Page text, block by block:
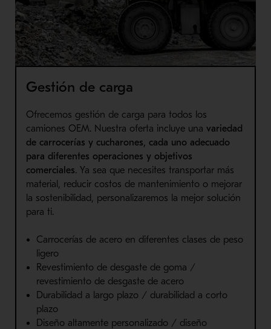
Gestión de carga
Ofrecemos gestión de carga para todos los
camiones OEM. Nuestra oferta incluye una variedad
de carrocerías y cucharones, cada uno adecuado
para diferentes operaciones y objetivos
comerciales. Ya sea que necesites transportar más
material, reducir costos de mantenimiento o mejorar
la sostenibilidad, personalizaremos la mejor solución
para ti.
Carrocerías de acero en diferentes clases de peso
ligero
Revestimiento de desgaste de goma /
revestimiento de desgaste de acero
Durabilidad a largo plazo / durabilidad a corto
plazo
Diseño altamente personalizado / diseño